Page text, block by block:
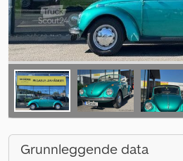
Grunnleggende data